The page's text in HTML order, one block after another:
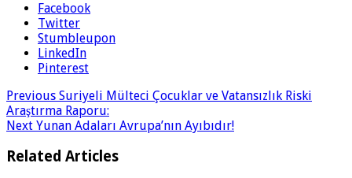
Facebook
Twitter
Stumbleupon
LinkedIn
Pinterest
Previous Suriyeli Mülteci Çocuklar ve Vatansızlık Riski
Araştırma Raporu:
Next Yunan Adaları Avrupa’nın Ayıbıdır!
Related Articles